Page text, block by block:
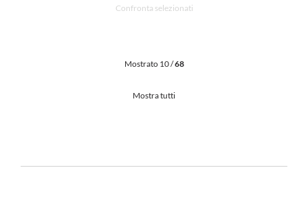
Confronta selezionati
Mostrato 10 /68
Mostra tutti